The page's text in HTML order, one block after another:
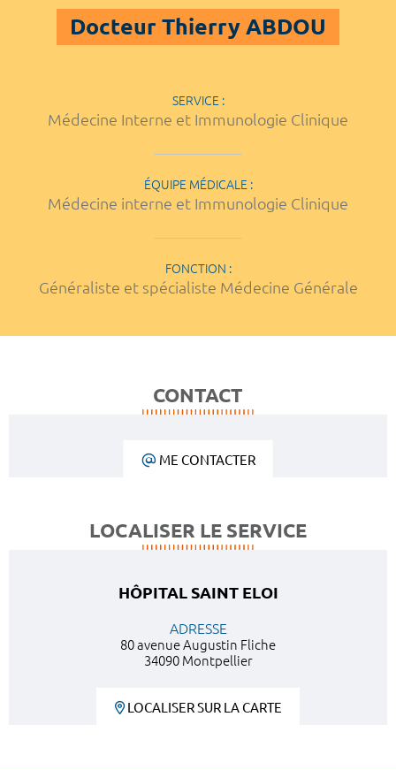
Docteur Thierry ABDOU
SERVICE :
Médecine Interne et Immunologie Clinique
ÉQUIPE MÉDICALE :
Médecine interne et Immunologie Clinique
FONCTION :
Généraliste et spécialiste Médecine Générale
CONTACT
ME CONTACTER
LOCALISER LE SERVICE
HÔPITAL SAINT ELOI
ADRESSE
80 avenue Augustin Fliche
34090 Montpellier
LOCALISER SUR LA CARTE